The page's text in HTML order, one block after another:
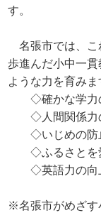
す。
名張市では、こ
歩進んだ小中一
ような力を育みま
◇確かな学力の
◇人間関係力
◇いじめの防止
◇ふるさとを
◇英語力の向
※名張市がめざす